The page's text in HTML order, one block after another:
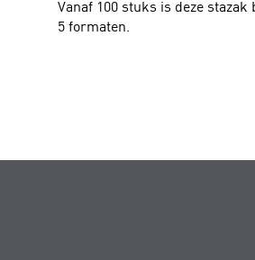
Vanaf 100 stuks is deze
5 formaten.